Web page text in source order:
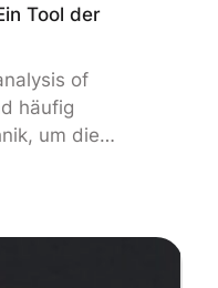
Tool der
of
häufig
um die
Variablen). Die
ob und